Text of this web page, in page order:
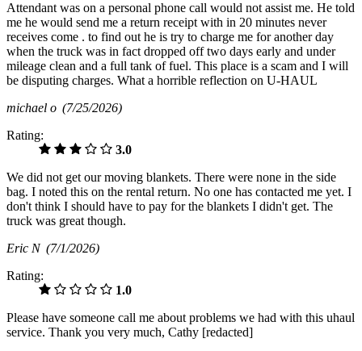
Attendant was on a personal phone call would not assist me. He told
me he would send me a return receipt with in 20 minutes never
receives come . to find out he is try to charge me for another day
when the truck was in fact dropped off two days early and under
mileage clean and a full tank of fuel. This place is a scam and I will
be disputing charges. What a horrible reflection on U-HAUL
michael o (7/25/2026)
Rating:
3.0
We did not get our moving blankets. There were none in the side
bag. I noted this on the rental return. No one has contacted me yet. I
don't think I should have to pay for the blankets I didn't get. The
truck was great though.
Eric N (7/1/2026)
Rating:
1.0
Please have someone call me about problems we had with this uhaul
service. Thank you very much, Cathy [redacted]